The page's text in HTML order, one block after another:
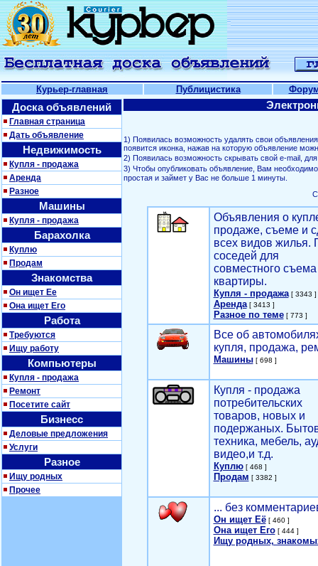
Курьер-главная Публицистика
Доска объявлений
Главная страница
Дать объявление
Недвижимость
Купля - продажа
Аренда
Разное
Машины
Купля - продажа
Барахолка
Куплю
Продам
Знакомства
Он ищет Ее
Она ищет Его
Работа
Требуются
Ищу работу
Компьютеры
Купля - продажа
Ремонт
Посетите сайт
Бизнесс
Деловые предложения
Услуги
Разное
Ищу родных
Прочее
1) Появилась возможность удалять свои
появится иконка, нажав на которую объявление
2) Появилась возможность скрывать свой е-mail,
3) Чтобы опубликовать объявление, Вам
простая и займет у Вас не больше 1 минуты.
Объявления о
продаже, съеме и
всех видов жилья.
соседей для
совместного съема
квартиры.
Купля - продажа[ 3343 ]
Аренда[ 3413 ]
Разное по теме[ 773 ]
Все об
купля, продажа,
Машины[ 698 ]
Купля - продажа
потребительских
товаров, новых и
подержаных.
техника, мебель,
видео,и т.д.
Куплю[ 468 ]
Продам [ 3382 ]
... без
Он ищет Её[ 460 ]
Она ищет Его[ 444 ]
Ищу родных,